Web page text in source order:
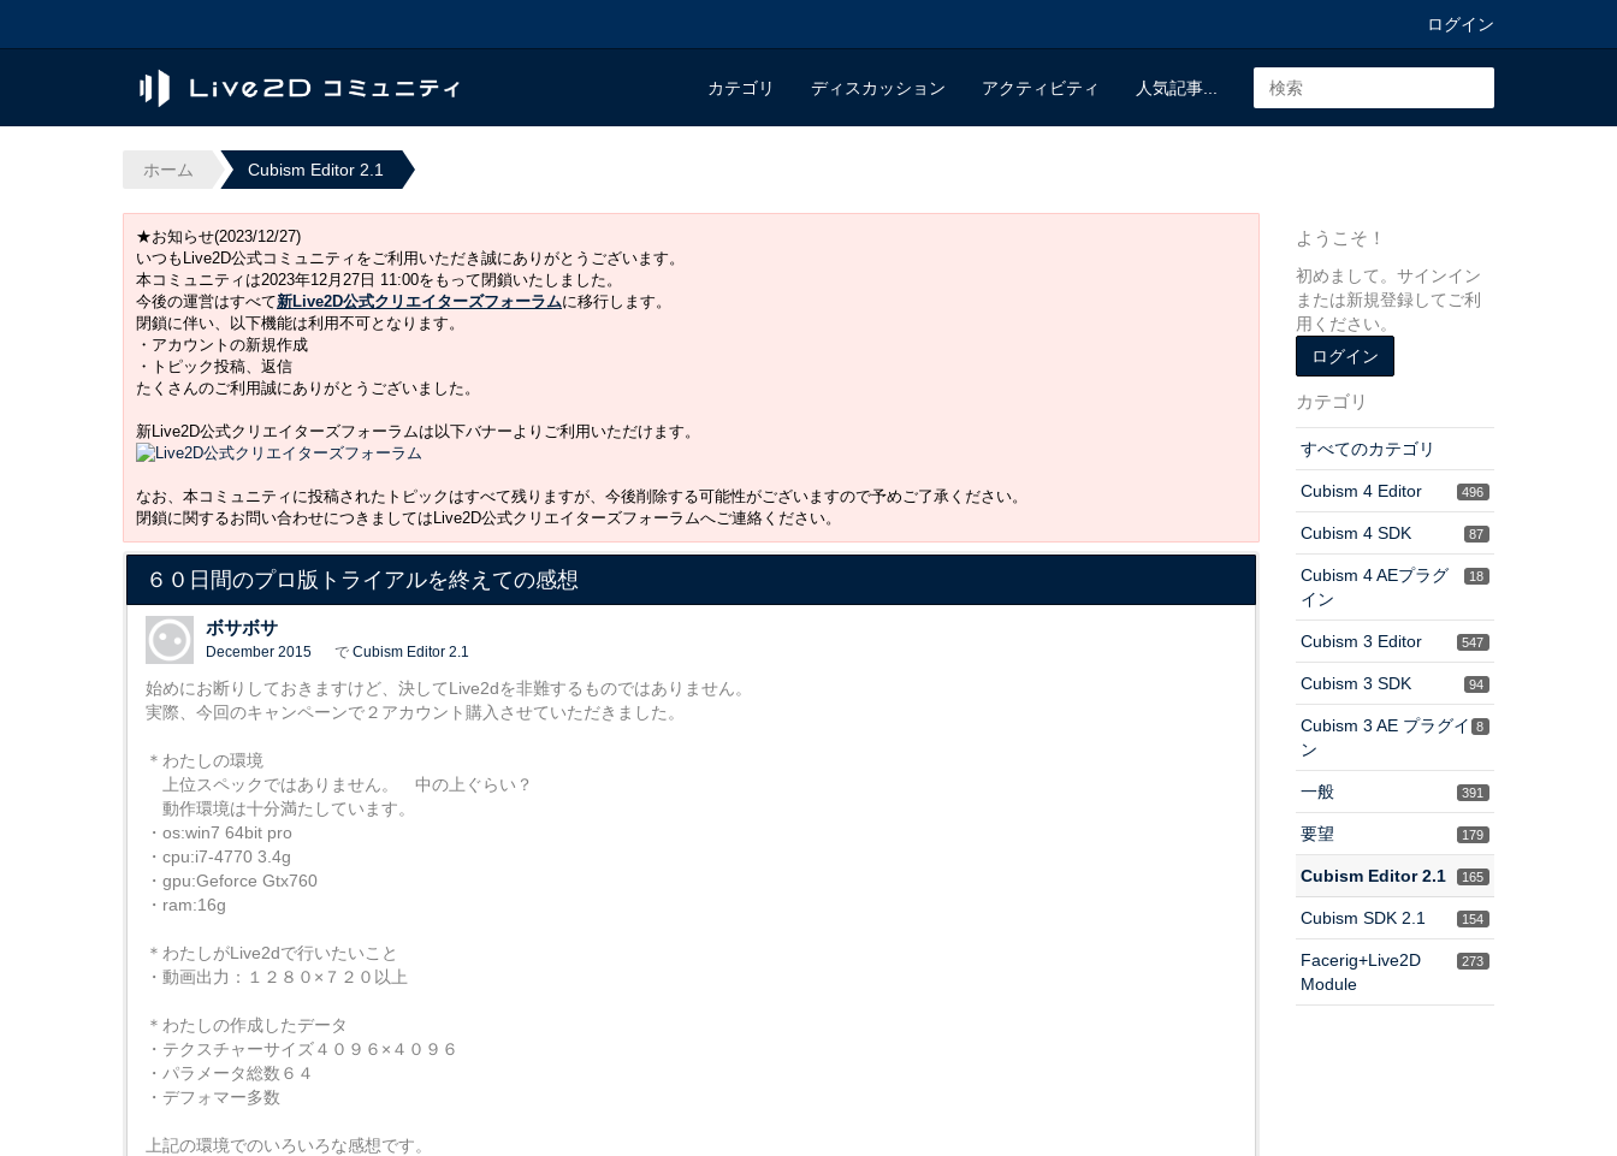
ログイン
カテゴリ ディスカッション アクティビティ 人気記事...
ホーム Cubism Editor 2.1
★お知らせ(2023/12/27)
いつもLive2D公式コミュニティをご利用いただき誠にありがとうございます。
本コミュニティは2023年12月27日 11:00をもって閉鎖いたしました。
今後の運営はすべて新Live2D公式クリエイターズフォーラムに移行します。
閉鎖に伴い、以下機能は利用不可となります。
・アカウントの新規作成
・トピック投稿、返信
たくさんのご利用誠にありがとうございました。
新Live2D公式クリエイターズフォーラムは以下バナーよりご利用いただけます。
なお、本コミュニティに投稿されたトピックはすべて残りますが、今後削除する可能性がございますので予めご了承ください。
閉鎖に関するお問い合わせにつきましてはLive2D公式クリエイターズフォーラムへご連絡ください。
６０日間のプロ版トライアルを終えての感想
ボサボサ
December 2015 で Cubism Editor 2.1
始めにお断りしておきますけど、決してLive2dを非難するものではありません。
実際、今回のキャンペーンで２アカウント購入させていただきました。
＊わたしの環境
上位スペックではありません。 中の上ぐらい？
動作環境は十分満たしています。
・os:win7 64bit pro
・cpu:i7-4770 3.4g
・gpu:Geforce Gtx760
・ram:16g
＊わたしがLive2dで行いたいこと
・動画出力：１２８０×７２０以上
＊わたしの作成したデータ
・テクスチャーサイズ４０９６×４０９６
・パラメータ総数６４
・デフォマー多数
上記の環境でのいろいろな感想です。
ようこそ！
初めまして。サインイン
または新規登録してご利
用ください。
ログイン
カテゴリ
すべてのカテゴリ
496
Cubism 4 Editor
87
Cubism 4 SDK
18
Cubism 4 AEプラグ
イン
547
Cubism 3 Editor
94
Cubism 3 SDK
8
Cubism 3 AE プラグイ
ン
391
一般
179
要望
165
Cubism Editor 2.1
154
Cubism SDK 2.1
273
Facerig+Live2D
Module